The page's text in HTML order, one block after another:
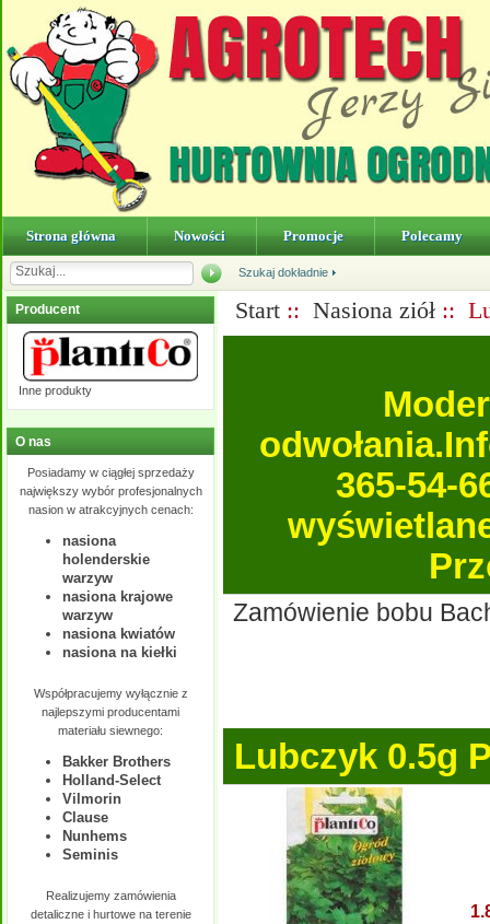
Strona główna Nowości Promocje Polecamy
Szukaj dokładnie
Producent
Inne produkty
O nas
Posiadamy w ciągłej sprzedaży
największy wybór profesjonalnych
nasion w atrakcyjnych cenach:
nasiona
holenderskie
warzyw
nasiona krajowe
warzyw
nasiona kwiatów
nasiona na kiełki
Współpracujemy wyłącznie z
najlepszymi producentami
materiału siewnego:
Bakker Brothers
Holland-Select
Vilmorin
Clause
Nunhems
Seminis
Realizujemy zamówienia
detaliczne i hurtowe na terenie
Start:: Nasiona ziół::
365-54-
Zamówienie bobu
Lubczyk 0.5g